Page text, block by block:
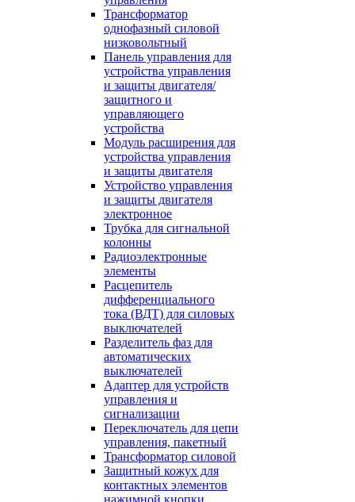
Трансформатор
однофазный силовой
низковольтный
Панель управления для
устройства управления
и защиты двигателя/
защитного и
управляющего
устройства
Модуль расширения для
устройства управления
и защиты двигателя
Устройство управления
и защиты двигателя
электронное
Трубка для сигнальной
колонны
Радиоэлектронные
элементы
Расцепитель
дифференциального
тока (ВДТ) для силовых
выключателей
Разделитель фаз для
автоматических
выключателей
Адаптер для устройств
управления и
сигнализации
Переключатель для цепи
управления, пакетный
Трансформатор силовой
Защитный кожух для
контактных элементов
нажимной кнопки